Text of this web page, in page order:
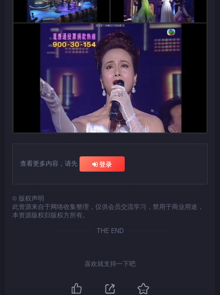
查看更多内容，请先 登录
© 版权声明
此资源来自于网络收集整理，仅供会员交流学习，禁用于商业用途，
本资源版权归版权方所有。
THE END
喜欢就支持一下吧